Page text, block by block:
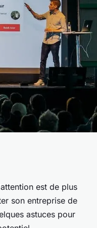
est de plus
son entreprise de
astuces pour